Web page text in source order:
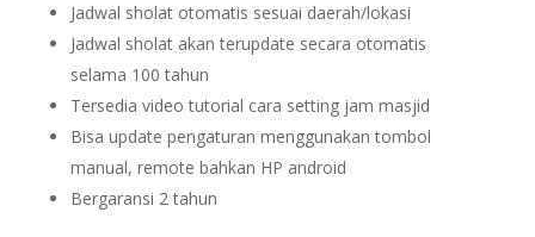
Jadwal sholat otomatis sesuai daerah/lokasi
Jadwal sholat akan terupdate secara otomatis
selama 100 tahun
Tersedia video tutorial cara setting jam masjid
Bisa update pengaturan menggunakan tombol
manual, remote bahkan HP android
Bergaransi 2 tahun